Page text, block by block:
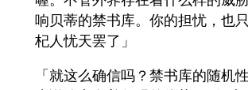
响贝蒂的禁书库。你的担忧，也
杞人忧天罢了」
「就这么确信吗？禁书库的随机